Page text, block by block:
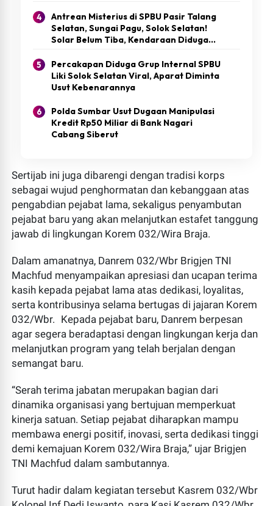
Antrean Misterius di SPBU Pasir Talang
Selatan, Sungai Pagu, Solok Selatan!
Solar Belum Tiba, Kendaraan Diduga
Percakapan Diduga Grup Internal SPBU
Liki Solok Selatan Viral, Aparat Diminta
Usut Kebenarannya
Polda Sumbar Usut Dugaan Manipulasi
Kredit Rp50 Miliar di Bank Nagari
Cabang Siberut
Sertijab ini juga dibarengi dengan tradisi korps
sebagai wujud penghormatan dan kebanggaan atas
pengabdian pejabat lama, sekaligus penyambutan
pejabat baru yang akan melanjutkan estafet tanggung
jawab di lingkungan Korem 032/Wira Braja.
Dalam amanatnya, Danrem 032/Wbr Brigjen TNI
Machfud menyampaikan apresiasi dan ucapan terima
kasih kepada pejabat lama atas dedikasi, loyalitas,
serta kontribusinya selama bertugas di jajaran Korem
032/Wbr. Kepada pejabat baru, Danrem berpesan
agar segera beradaptasi dengan lingkungan kerja dan
melanjutkan program yang telah berjalan dengan
semangat baru.
“Serah terima jabatan merupakan bagian dari
dinamika organisasi yang bertujuan memperkuat
kinerja satuan. Setiap pejabat diharapkan mampu
membawa energi positif, inovasi, serta dedikasi tinggi
demi kemajuan Korem 032/Wira Braja,” ujar Brigjen
TNI Machfud dalam sambutannya.
Turut hadir dalam kegiatan tersebut Kasrem 032/Wbr